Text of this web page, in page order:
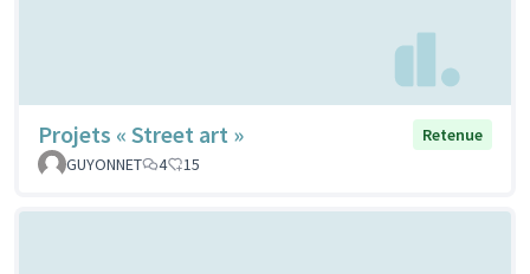
Projets « Street art »
Retenue
GUYONNET
4 15